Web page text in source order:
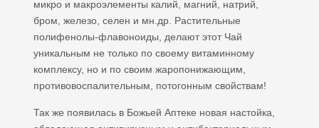
микро и макроэлементы калий, магний, натрий,
бром, железо, селен и мн.др. Растительные
полифенолы-флавоноиды, делают этот Чай
уникальным не только по своему витаминному
комплексу, но и по своим жаропонижающим,
противовоспалительным, потогонным свойствам!
Так же появилась в Божьей Аптеке новая настойка,